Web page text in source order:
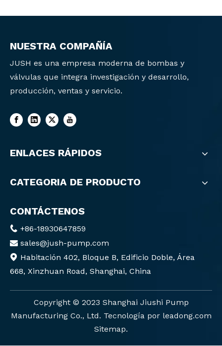
NUESTRA COMPAÑÍA
JUSH es una empresa moderna de bombas y
válvulas que integra investigación y desarrollo,
producción, ventas y servicio.
ENLACES RÁPIDOS
CATEGORIA DE PRODUCTO
CONTÁCTENOS
 +86-18930647859
 sales@jush-pump.com
 Habitación 402, Bloque B, Edificio Doble, Área
668, Xinzhuan Road, Shanghai, China
Copyright ©️ 2023 Shanghai Jiushi Pump
Manufacturing Co., Ltd. Tecnología por leadong.com
Sitemap.